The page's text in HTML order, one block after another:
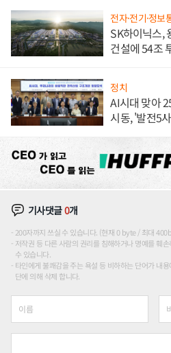
전자·전기·정보
SK하이닉스,
건설에 54조
정치
AI시대 맞아
시동, '발전5
기사댓글0개
200자까지 쓰실 수 있습니다. (현재 0 byte / 최대
저작권 등 다른 사람의 권리를 침해하거나 명예를 훼
수 있습니다.
타인에게 불쾌감을 주는 욕설 등 비하하는 단어가 내
단에 의해 삭제 합니다.